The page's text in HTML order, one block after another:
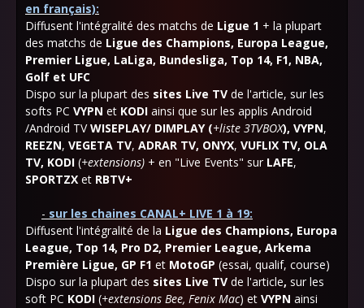
en français):
Diffusent l'intégralité des matchs de Ligue 1 + la plupart
des matchs de Ligue des Champions, Europa League,
Premier Ligue, LaLiga, Bundesliga, Top 14, F1, NBA,
Golf et UFC
Dispo sur la plupart des sites Live TV de l'article, sur les
softs PC VYPN et KODI ainsi que sur les applis Android
/Android TVWISEPLAY/ DIMPLAY (+liste 3TVBOX), VYPN,
REEZN, VEGETA TV, ADRAR TV, ONYX, VUFLIX TV, OLA
TV, KODI (+extensions) + en "Live Events" sur LAFE,
SPORTZX et RBTV+
- sur les chaines CANAL+ LIVE 1 à 19:
Diffusent l'intégralité de la Ligue des Champions, Europa
League, Top 14, Pro D2, Premier League, Arkema
Première Ligue, GP F1 et MotoGP (essai, qualif, course)
Dispo sur la plupart des sites Live TV de l'article, sur les
soft PC KODI (+extensions Bee, Fenix Mac) et VYPN ainsi